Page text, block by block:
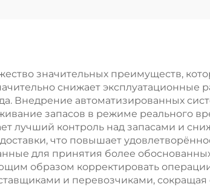
значительных преимуществ,
снижает эксплуатационные
Внедрение автоматизированных
запасов в режиме реального
лучший контроль над запасами и
что повышает
для принятия более
образом корректировать
и перевозчиками,